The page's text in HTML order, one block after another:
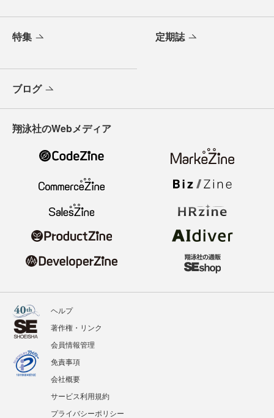
特集 定期誌
ブログ
翔泳社のWebメディア
ヘルプ
著作権・リンク
会員情報管理
免責事項
会社概要
サービス利用規約
プライバシーポリシー